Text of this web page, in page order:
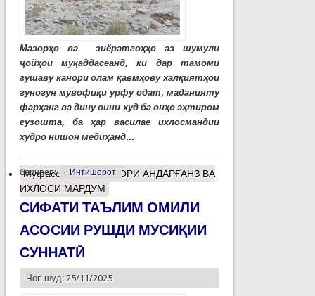
Мазорҳо ва зиёратгоҳҳо аз шумули
ҷойҳои муқаддасеанд, ки дар тамоми
гӯшаву канори олам қавмҳову халқиятҳои
гуногун мувофиқи урфу одат, маданияту
фарҳанг ва дину оини худ ба онҳо эҳтиром
гузошта, ба ҳар василае ихлосмандии
худро нишон медиҳанд...
барчасп: Интишорот
Муфассалтаро МАЗОРИ АНДАРҒАНЗ ВА
ИХЛОСИ МАРДУМ
СИФАТИ ТАЪЛИМ ОМИЛИ
АСОСИИ РУШДИ МУСИҚИИ
СУННАТӢ
Чоп шуд: 25/11/2025